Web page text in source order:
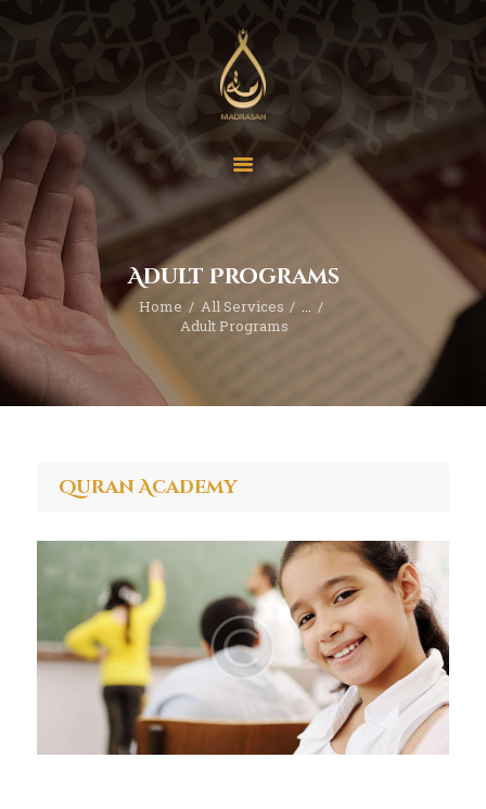
Adult Programs
Home All Services
...
Adult Programs
About
Events
Programs
Contact
Donate
En
Quran Academy